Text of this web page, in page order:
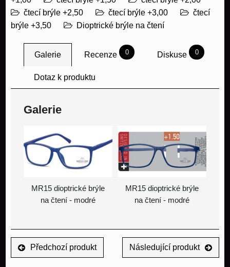
čtecí brýle +2,50
čtecí brýle +3,00
čtecí
brýle +3,50
Dioptrické brýle na čtení
Galerie Recenze 0 Diskuse 0
Dotaz k produktu
Galerie
MR15 dioptrické brýle
na čtení - modré
MR15 dioptrické brýle
na čtení - modré
Předchozí produkt Následující produkt